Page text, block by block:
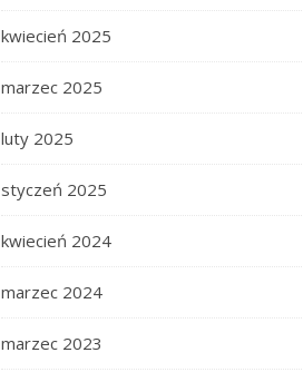
kwiecień 2025
marzec 2025
luty 2025
styczeń 2025
kwiecień 2024
marzec 2024
marzec 2023